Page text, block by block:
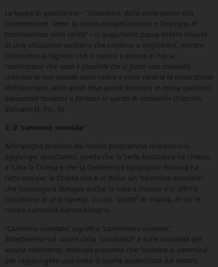
La tappa di quest’anno – “Eucarestia: dalla celebrazione alla
testimonianza. Tema: la nuova evangelizzazione e l’impegno di
testimonianza nella carità” – ci auguriamo possa essere vissuta
in una situazione sanitaria che continui a migliorare, mentre
chiediamo al Signore che si ravvivi e cresca in noi la
convinzione che «non è possibile che si formi una comunità
cristiana se non avendo come radice e come cardine la celebrazione
dell’Eucaristia, dalla quale deve quindi prendere le mosse qualsiasi
educazione tendente a formare lo spirito di comunità» (Concilio
Vaticano II, P.O. , 6).
2. Il “cammino sinodale”
All’impegno previsto dal nostro programma diocesano si
aggiunge, quest’anno, quello che la Sede Apostolica ha chiesto
a tutta la Chiesa e che la Conferenza Episcopale Italiana ha
fatto suo per la Chiesa che è in Italia: un “cammino sinodale”
che coinvolgerà dunque anche la nostra Diocesi e ci offrirà
l’occasione di una ripresa, di uno “scatto” di vitalità, di cui le
nostre comunità hanno bisogno.
“Cammino sinodale” significa “camminare insieme”.
Rifletteremo sul valore della “sinodalità” e sulle modalità del
viverla realmente, tenendo presente che “insieme si cammina”
per raggiungere una meta. E quella evidenziata dal nostro